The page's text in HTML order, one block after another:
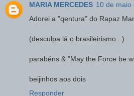
MARIA MERCEDES 10 de maio
Adorei a "qentura" do Rapaz
(desculpa lá o brasileirismo...)
parabéns & "May the Force be
beijinhos aos dois
Responder